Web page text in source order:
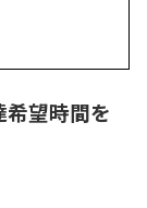
望時間を